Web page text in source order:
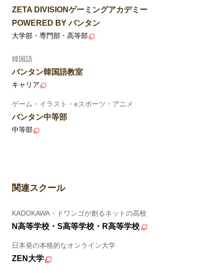
ZETA DIVISIONゲーミングアカデミー
POWERED BY バンタン
大学部・専門部・高等部
韓国語
バンタン韓国語教室
キャリア
ゲーム・イラスト・eスポーツ・アニメ
バンタン中等部
中等部
関連スクール
KADOKAWA・ドワンゴが創るネットの高校
N高等学校・S高等学校・R高等学校
日本発の本格的なオンライン大学
ZEN大学